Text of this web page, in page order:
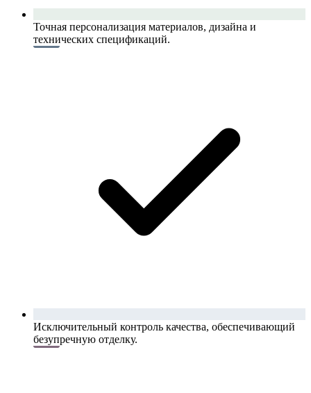
Точная персонализация материалов, дизайна и
технических спецификаций.
Исключительный контроль качества, обеспечивающий
безупречную отделку.